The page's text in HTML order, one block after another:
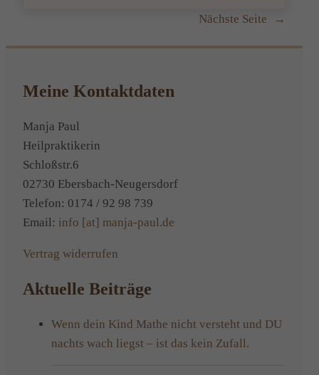
Physik
Nächste Seite →
Meine Kontaktdaten
Manja Paul
Heilpraktikerin
Schloßstr.6
02730 Ebersbach-Neugersdorf
Telefon: 0174 / 92 98 739
Email: info [at] manja-paul.de
Vertrag widerrufen
Aktuelle Beiträge
Wenn dein Kind Mathe nicht versteht und DU
nachts wach liegst – ist das kein Zufall.